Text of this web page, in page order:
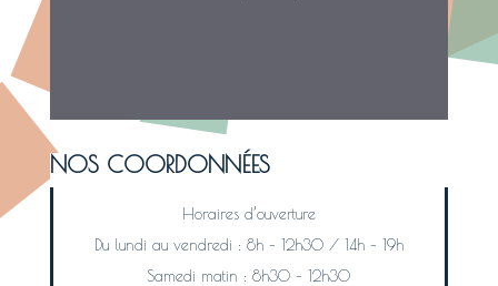
NOS COORDONNÉES
Horaires d’ouverture
Du lundi au vendredi : 8h – 12h30 / 14h – 19h
Samedi matin : 8h30 – 12h30